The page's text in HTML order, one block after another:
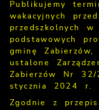
Publikujemy
wakacyjnych
przedszkolnych w
podstawowych
gminę Zabierzów,
ustalone
Zabierzów Nr
stycznia 2024 r.
Zgodnie z